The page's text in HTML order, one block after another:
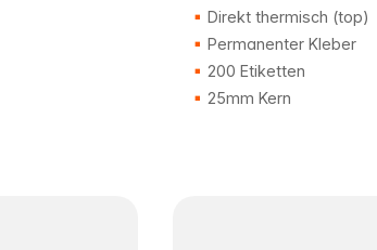
Direkt thermisch (top)
Permanenter Kleber
200 Etiketten
25mm Kern